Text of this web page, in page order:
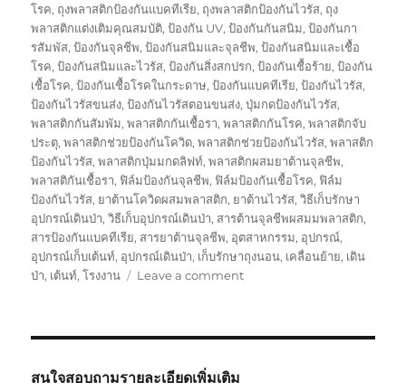
โรค, ถุงพลาสติกป้องกันแบคทีเรีย, ถุงพลาสติกป้องกันไวรัส, ถุง
พลาสติกแต่งเติมคุณสมบัติ,ป้องกัน UV,ป้องกันกันสนิม,ป้องกันกา
รสัมพัส,ป้องกันจุลชีพ,ป้องกันสนิมและจุลชีพ,ป้องกันสนิมและเชื้อ
โรค,ป้องกันสนิมและไวรัส,ป้องกันสิ่งสกปรก,ป้องกันเชื้อร้าย,ป้องกัน
เชื้อโรค,ป้องกันเชื้อโรคในกระดาษ,ป้องกันแบคทีเรีย,ป้องกันไวรัส,
ป้องกันไวรัสขนส่ง,ป้องกันไวรัสตอนขนส่ง,ปุ่มกดป้องกันไวรัส,
พลาสติกกันสัมพัม,พลาสติกกันเชื้อรา,พลาสติกกันโรค,พลาสติกจับ
ประตุ,พลาสติกช่วยป้องกันโควิด,พลาสติกช่วยป้องกันไวรัส,พลาสติก
ป้องกันไวรัส,พลาสติกปุ่มมกดลิฟท์,พลาสติกผสมยาต้านจุลชีพ,
พลาสติกันเชื้อรา, ฟิล์มป้องกันจุลชีพ, ฟิล์มป้องกันเชื้อโรค, ฟิล์ม
ป้องกันไวรัส, ยาต้านโควิดผสมพลาสติก, ยาต้านไวรัส,วิธีเก็บรักษา
อุปกรณ์เดินป่า,วิธีเก็บอุปกรณ์เดินป่า, สารต้านจุลชีพผสมมพลาสติก,
สารป้องกันแบคทีเรีย, สารยาต้านจุลชีพ, อุตสาหกรรม, อุปกรณ์,
อุปกรณ์เก็บเต้นท์, อุปกรณ์เดินป่า, เก็บรักษาถุงนอน, เคลื่อนย้าย, เดิน
ป่า, เต้นท์,โรงงาน Leave a commenton
สนใจสอบถามรายละเอียดเพิ่มเติม